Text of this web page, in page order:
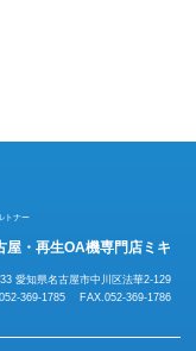
トナー
屋・再生OA機専門店ミキ
愛知県名古屋市中川区法華2-129
369-1785 FAX.052-369-1786